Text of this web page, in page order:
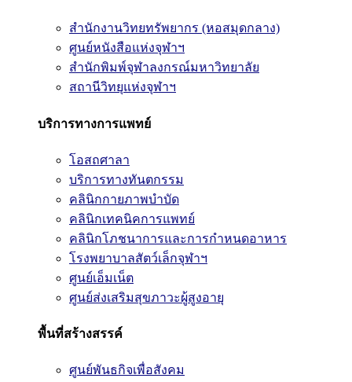
สำนักงานวิทยทรัพยากร (หอสมุดกลาง)
ศูนย์หนังสือแห่งจุฬาฯ
สำนักพิมพ์จุฬาลงกรณ์มหาวิทยาลัย
สถานีวิทยุแห่งจุฬาฯ
บริการทางการแพทย์
โอสถศาลา
บริการทางทันตกรรม
คลินิกกายภาพบำบัด
คลินิกเทคนิคการแพทย์
คลินิกโภชนาการและการกำหนดอาหาร
โรงพยาบาลสัตว์เล็กจุฬาฯ
ศูนย์เอ็มเน็ต
ศูนย์ส่งเสริมสุขภาวะผู้สูงอายุ
พื้นที่สร้างสรรค์
ศูนย์พันธกิจเพื่อสังคม